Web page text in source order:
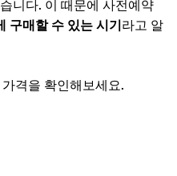
니다. 이 때문에 사전예약
구매할 수 있는 시기라고 알
격을 확인해보세요.